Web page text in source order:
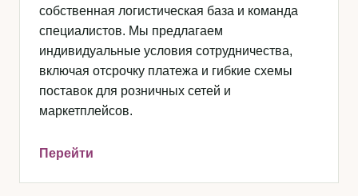
собственная логистическая база и команда
специалистов. Мы предлагаем
индивидуальные условия сотрудничества,
включая отсрочку платежа и гибкие схемы
поставок для розничных сетей и
маркетплейсов.
Перейти